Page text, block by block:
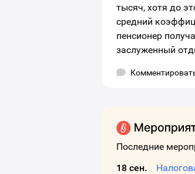
тысяч, хотя до
средний
пенсионер
заслуженный
Последние
18 сен.